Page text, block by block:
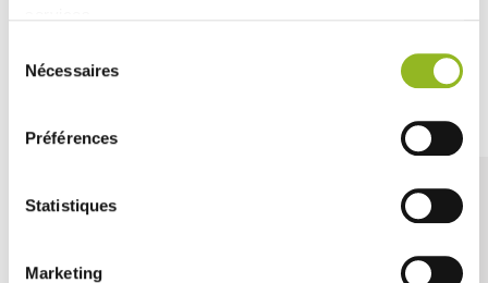
Nécessaires
Préférences
Statistiques
Marketing